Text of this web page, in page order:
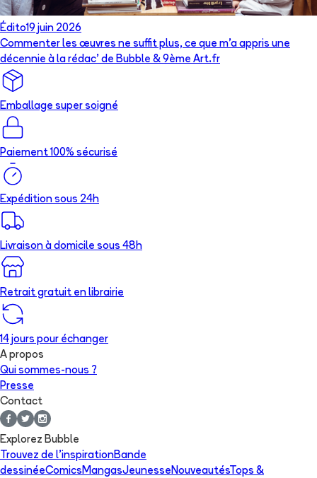
Édito19 juin 2026
Commenter les œuvres ne suffit plus, ce que m’a appris une
décennie à la rédac’ de Bubble & 9ème Art.fr
Emballage super soigné
Paiement 100% sécurisé
Expédition sous 24h
Livraison à domicile sous 48h
Retrait gratuit en librairie
14 jours pour échanger
A propos
Qui sommes-nous ?
Presse
Contact
Explorez Bubble
Trouvez de l'inspirationBande
dessinéeComicsMangasJeunesseNouveautésTops &